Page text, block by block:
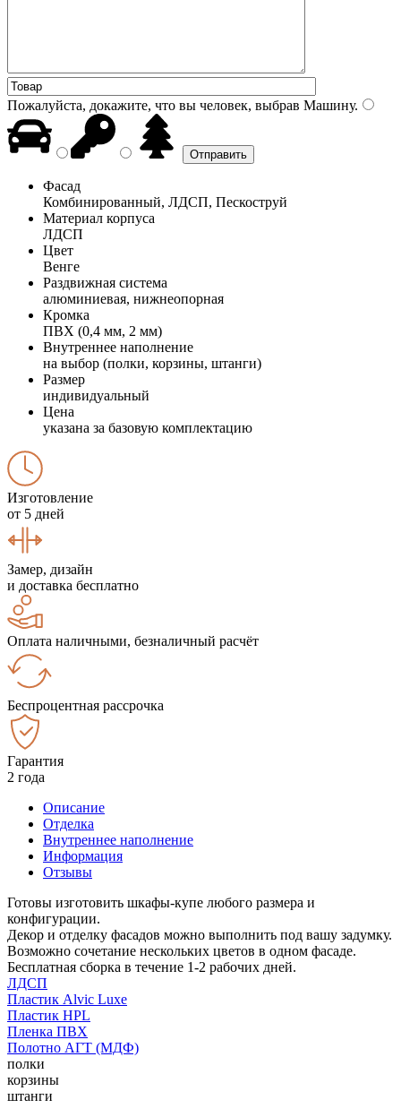
Пожалуйста, докажите, что вы человек, выбрав Машину.
Фасад
Комбинированный, ЛДСП, Пескоструй
Материал корпуса
ЛДСП
Цвет
Венге
Раздвижная система
алюминиевая, нижнеопорная
Кромка
ПВХ (0,4 мм, 2 мм)
Внутреннее наполнение
на выбор (полки, корзины, штанги)
Размер
индивидуальный
Цена
указана за базовую комплектацию
Изготовление
от 5 дней
Замер, дизайн
и доставка бесплатно
Оплата наличными, безналичный расчёт
Беспроцентная рассрочка
Гарантия
2 года
Описание
Отделка
Внутреннее наполнение
Информация
Отзывы
Готовы изготовить шкафы-купе любого размера и
конфигурации.
Декор и отделку фасадов можно выполнить под вашу задумку.
Возможно сочетание нескольких цветов в одном фасаде.
Бесплатная сборка в течение 1-2 рабочих дней.
ЛДСП
Пластик Alvic Luxe
Пластик HPL
Пленка ПВХ
Полотно АГТ (МДФ)
полки
корзины
штанги